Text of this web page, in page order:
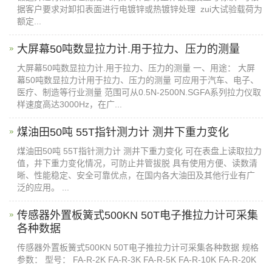
据客户要求对卸扣表面进行电镀锌或热镀锌处理 zui大试验载荷为
额定...
大屏幕50吨数显拉力计.​用于拉力、压力的测量​
大屏幕50吨数显拉力计.用于拉力、压力的测量 一、用途： 大屏
幕50吨数显拉力计用于拉力、压力的测量 可应用于汽车、电子、
医疗、制造等行业测量 范围可从0.5N-2500N.SGFA系列拉力仪取
样速度高达3000Hz，在广...
煤油田50吨 55T指针测力计 测井下重力变化
煤油田50吨 55T指针测力计 测井下重力变化 可在表盘上读取拉力
值，井下重力变化情况，可防止井管拔脱 具有使用方便、读数清
晰、性能稳定、安全可靠优点，在国内各大油田及其他行业有广
泛的应用。 ...
传感器外置板簧式500KN 50T电子推拉力计可采集​
各种数据​
传感器外置板簧式500KN 50T电子推拉力计可采集各种数据 规格
参数： 型号： FA-R-2K FA-R-3K FA-R-5K FA-R-10K FA-R-20K